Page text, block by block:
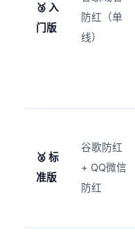
🥉 入
门版
防红（单
线）
🥈 标
准版
谷歌防红
+ QQ微信
防红